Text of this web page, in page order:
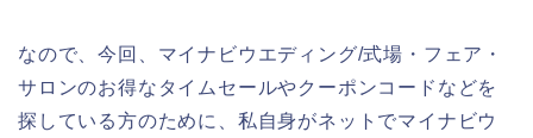
なので、今回、マイナビウエディング/式場・フェア・
サロンのお得なタイムセールやクーポンコードなどを
探している方のために、私自身がネットでマイナビウ